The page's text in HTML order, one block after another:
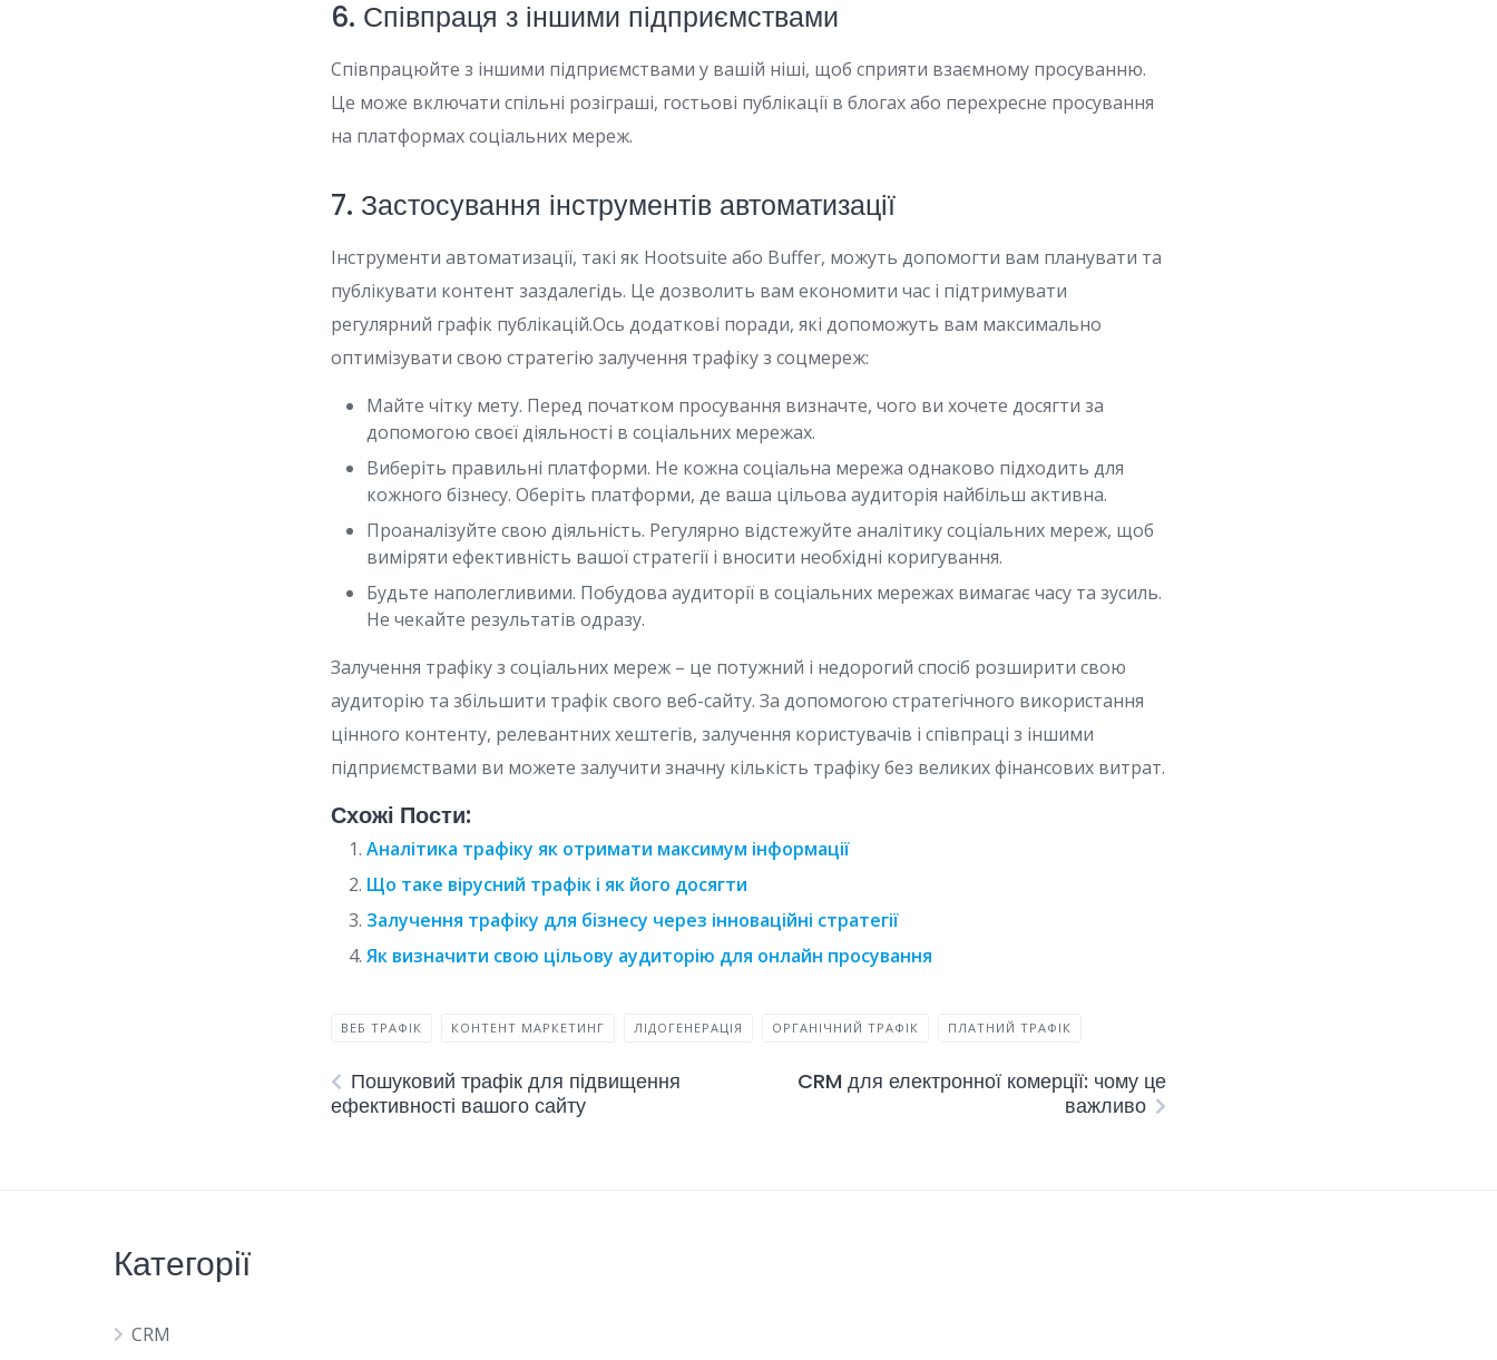
6. Співпраця з іншими підприємствами
Співпрацюйте з іншими підприємствами у вашій ніші, щоб сприяти взаємному просуванню.
Це може включати спільні розіграші, гостьові публікації в блогах або перехресне просування
на платформах соціальних мереж.
7. Застосування інструментів автоматизації
Інструменти автоматизації, такі як Hootsuite або Buffer, можуть допомогти вам планувати та
публікувати контент заздалегідь. Це дозволить вам економити час і підтримувати
регулярний графік публікацій.Ось додаткові поради, які допоможуть вам максимально
оптимізувати свою стратегію залучення трафіку з соцмереж:
Майте чітку мету. Перед початком просування визначте, чого ви хочете досягти за
допомогою своєї діяльності в соціальних мережах.
Виберіть правильні платформи. Не кожна соціальна мережа однаково підходить для
кожного бізнесу. Оберіть платформи, де ваша цільова аудиторія найбільш активна.
Проаналізуйте свою діяльність. Регулярно відстежуйте аналітику соціальних мереж, щоб
виміряти ефективність вашої стратегії і вносити необхідні коригування.
Будьте наполегливими. Побудова аудиторії в соціальних мережах вимагає часу та зусиль.
Не чекайте результатів одразу.
Залучення трафіку з соціальних мереж – це потужний і недорогий спосіб розширити свою
аудиторію та збільшити трафік свого веб-сайту. За допомогою стратегічного використання
цінного контенту, релевантних хештегів, залучення користувачів і співпраці з іншими
підприємствами ви можете залучити значну кількість трафіку без великих фінансових витрат.
Схожі Пости:
Аналітика трафіку як отримати максимум інформації
Що таке вірусний трафік і як його досягти
Залучення трафіку для бізнесу через інноваційні стратегії
Як визначити свою цільову аудиторію для онлайн просування
ВЕБ ТРАФІК КОНТЕНТ МАРКЕТИНГ ЛІДОГЕНЕРАЦІЯ ОРГАНІЧНИЙ ТРАФІК ПЛАТНИЙ ТРАФІК
Пошуковий трафік для підвищення
ефективності вашого сайту
CRM для електронної комерції: чому це
важливо
Категорії
CRM